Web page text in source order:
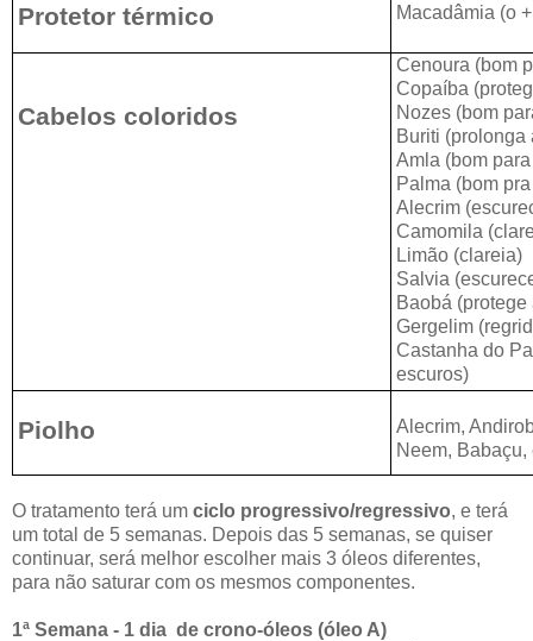
Protetor térmico Macadâmia (o
Cabelos coloridos
Cenoura (bom
Copaíba
Nozes (bom
Buriti (prolonga
Amla (bom
Palma (bom
Alecrim
Camomila
Limão (clareia)
Salvia
Baobá (protege
Gergelim
Castanha do
escuros)
Piolho
Alecrim,
Neem,
O tratamento terá um ciclo progressivo/regressivo, e terá
um total de 5 semanas. Depois das 5 semanas, se quiser
continuar, será melhor escolher mais 3 óleos diferentes,
para não saturar com os mesmos componentes.
1ª Semana - 1 dia de crono-óleos (óleo A)